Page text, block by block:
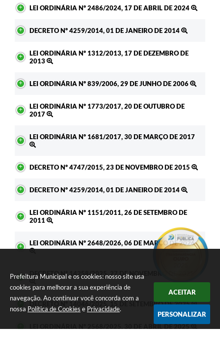
Prefeitura Municipal e os cookies: nosso site usa
cookies para melhorar a sua experiência de
navegação. Ao continuar você concorda com a
nossa Política de Cookies e Privacidade.
ACEITAR
PERSONALIZAR
LEI ORDINÁRIA Nº 2486/2024, 17 DE ABRIL DE 2024
DECRETO Nº 4259/2014, 01 DE JANEIRO DE 2014
LEI ORDINÁRIA Nº 1312/2013, 17 DE DEZEMBRO DE
2013
LEI ORDINÁRIA Nº 839/2006, 29 DE JUNHO DE 2006
LEI ORDINÁRIA Nº 1773/2017, 20 DE OUTUBRO DE
2017
LEI ORDINÁRIA Nº 1681/2017, 30 DE MARÇO DE 2017
DECRETO Nº 4747/2015, 23 DE NOVEMBRO DE 2015
DECRETO Nº 4259/2014, 01 DE JANEIRO DE 2014
LEI ORDINÁRIA Nº 1151/2011, 26 DE SETEMBRO DE
2011
LEI ORDINÁRIA Nº 2648/2026, 06 DE MARÇO DE 2026
DECRETO Nº 14258/2025, 27 DE NOVEMBRO DE 2025
DECRETO Nº 14046/2025, 15 DE SETEMBRO DE 2025
LEI ORDINÁRIA Nº 2568/2025, 30 DE ABRIL DE 2025